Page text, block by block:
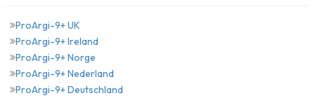
ProArgi-9+ UK
ProArgi-9+ Ireland
ProArgi-9+ Norge
ProArgi-9+ Nederland
ProArgi-9+ Deutschland